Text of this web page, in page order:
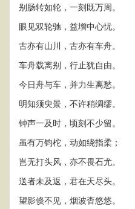
别肠转如轮，一刻既万周。
眼见双轮驰，益增中心忧。
古亦有山川，古亦有车舟。
车舟载离别，行止犹自由。
今日舟与车，并力生离愁。
明知须臾景，不许稍绸缪。
钟声一及时，顷刻不少留。
虽有万钧柁，动如绕指柔；
岂无打头风，亦不畏石尤。
送者未及返，君在天尽头。
望影倏不见，烟波杳悠悠。